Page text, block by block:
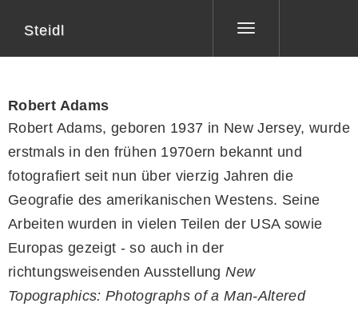
Toggle
Steidl
Robert Adams
Robert Adams, geboren 1937 in New Jersey, wurde
erstmals in den frühen 1970ern bekannt und
fotografiert seit nun über vierzig Jahren die
Geografie des amerikanischen Westens. Seine
Arbeiten wurden in vielen Teilen der USA sowie
Europas gezeigt - so auch in der
richtungsweisenden AusstellungNew
Topographics: Photographs of a Man-Altered